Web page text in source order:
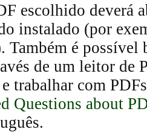
escolhido deverá
instalado (por
Também é possível
de um leitor de
trabalhar com
Questions about